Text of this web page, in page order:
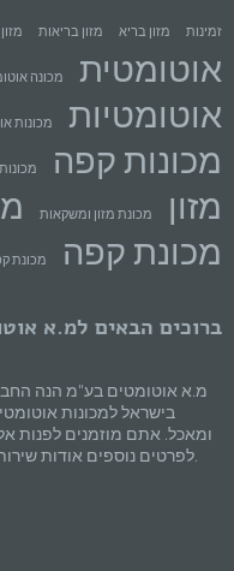
זמינות מזון בריא מזון בריאות
אוטומטית
מכונה
אוטומטיות
מכונות
מכונות קפה
מזון
מכונת מזון ומשקאות
מכונת קפה
מכונת
ברוכים הבאים למ.א
מ.א אוטומטים בע"מ הנה
בישראל למכונות
ומאכל. אתם מוזמנים לפנות
לפרטים נוספים אודות שירותינו השונים.